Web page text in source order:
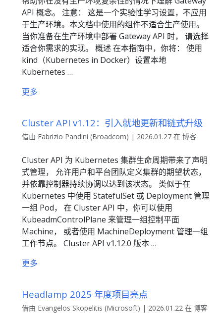
API 概念。 注意： 这是一个实验性学习设置，不应用
于生产环境。本文档中使用的组件不适合生产使用。
当你准备在生产环境中部署 Gateway API 时， 请选择
适合你需求的实现。 概述 在本指南中，你将： 使用
kind（Kubernetes in Docker）设置本地
Kubernetes …
更多
Cluster API v1.12：引入就地更新和链式升级
借由 Fabrizio Pandini (Broadcom) | 2026.01.27 在 博客
Cluster API 为 Kubernetes 集群生命周期带来了声明
式管理， 允许用户和平台团队定义集群的期望状态，
并依靠控制器持续协调以达到该状态。 类似于在
Kubernetes 中使用 StatefulSet 或 Deployment 管理
一组 Pod， 在 Cluster API 中，你可以使用
KubeadmControlPlane 来管理一组控制平面
Machine， 或者使用 MachineDeployment 管理一组
工作节点。 Cluster API v1.12.0 版本 …
更多
Headlamp 2025 年度项目亮点
借由 Evangelos Skopelitis (Microsoft) | 2026.01.22 在 博客